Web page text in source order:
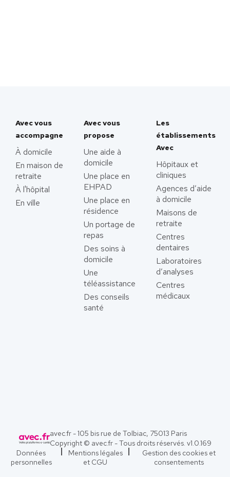
Avec vous
accompagne
À domicile
En maison de
retraite
À l'hôpital
En ville
Avec vous
propose
Une aide à
domicile
Une place en
EHPAD
Une place en
résidence
Un portage de
repas
Des soins à
domicile
Une
téléassistance
Des conseils
santé
Les
établissements
Avec
Hôpitaux et
cliniques
Agences d’aide
à domicile
Maisons de
retraite
Centres
dentaires
Laboratoires
d’analyses
Centres
médicaux
avec.fr - 105 bis rue de Tolbiac, 75013 Paris
Copyright © avec.fr - Tous droits réservés. v1.0.169
Données
personnelles
Mentions légales
et CGU
Gestion des cookies et
consentements